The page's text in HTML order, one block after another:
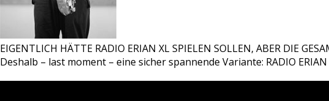
EIGENTLICH HÄTTE RADIO ERIAN XL SPIELEN SOLLEN, ABER DIE
Deshalb – last moment – eine sicher spannende Variante: RADIO ERIAN